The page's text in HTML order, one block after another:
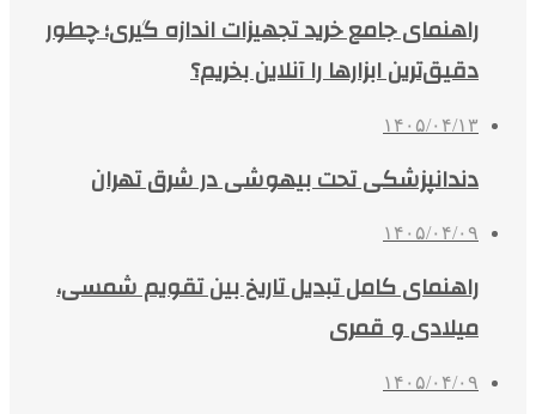
راهنمای جامع خرید تجهیزات اندازه گیری؛ چطور
دقیق‌ترین ابزارها را آنلاین بخریم؟
۱۴۰۵/۰۴/۱۳
دندانپزشکی تحت بیهوشی در شرق تهران
۱۴۰۵/۰۴/۰۹
راهنمای کامل تبدیل تاریخ بین تقویم شمسی،
میلادی و قمری
۱۴۰۵/۰۴/۰۹